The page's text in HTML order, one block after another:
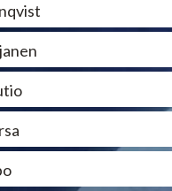
tulkitsevat tarotkortteja
tulkitsevat unet